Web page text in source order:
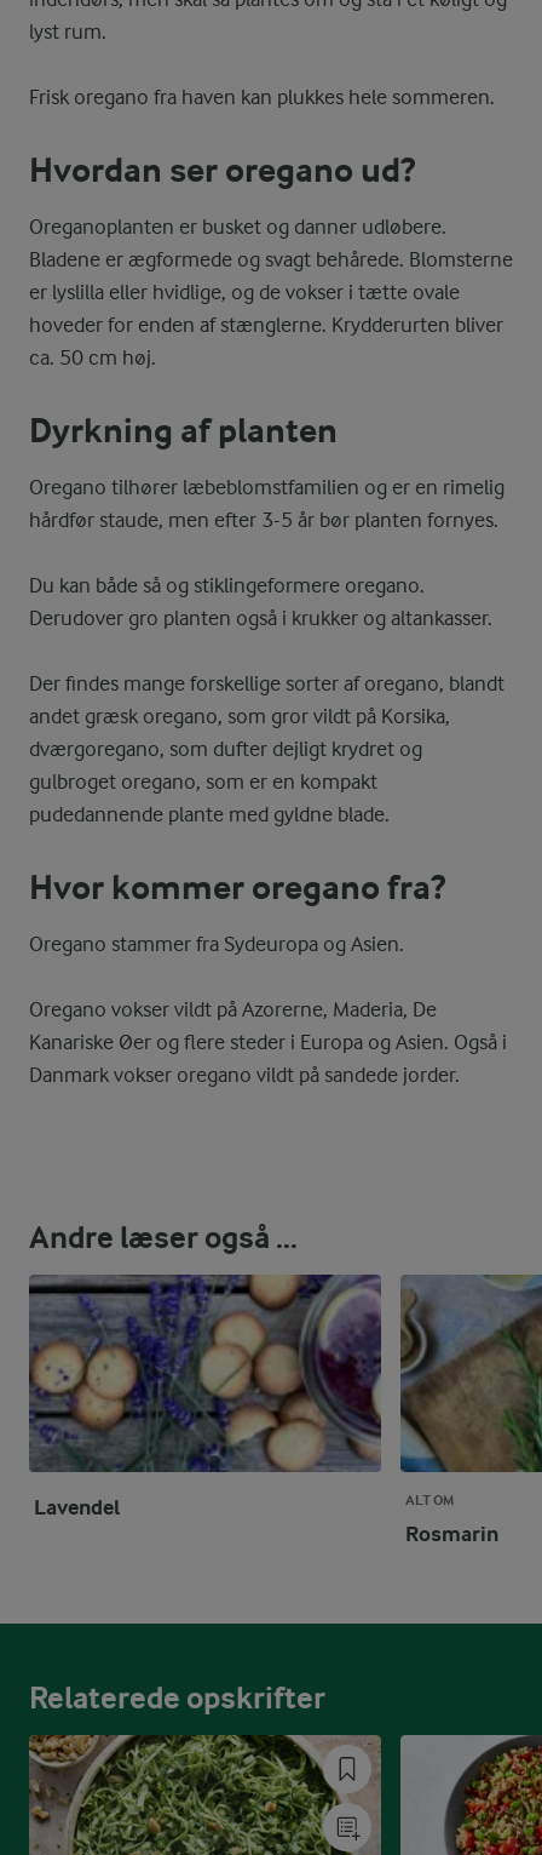
lyst rum.
Frisk oregano fra haven kan plukkes hele sommeren.
Hvordan ser oregano ud?
Oreganoplanten er busket og danner udløbere.
Bladene er ægformede og svagt behårede. Blomsterne
er lyslilla eller hvidlige, og de vokser i tætte ovale
hoveder for enden af stænglerne. Krydderurten bliver
ca. 50 cm høj.
Dyrkning af planten
Oregano tilhører læbeblomstfamilien og er en rimelig
hårdfør staude, men efter 3-5 år bør planten fornyes.
Du kan både så og stiklingeformere oregano.
Derudover gro planten også i krukker og altankasser.
Der findes mange forskellige sorter af oregano, blandt
andet græsk oregano, som gror vildt på Korsika,
dværgoregano, som dufter dejligt krydret og
gulbroget oregano, som er en kompakt
pudedannende plante med gyldne blade.
Hvor kommer oregano fra?
Oregano stammer fra Sydeuropa og Asien.
Oregano vokser vildt på Azorerne, Maderia, De
Kanariske Øer og flere steder i Europa og Asien. Også i
Danmark vokser oregano vildt på sandede jorder.
Andre læser også ...
Lavendel ALT OM
Rosmarin
Relaterede opskrifter